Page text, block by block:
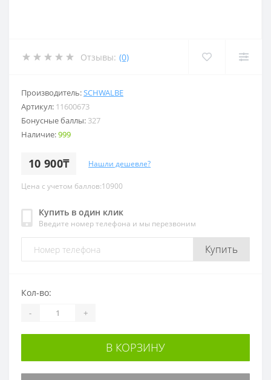
Отзывы: (0)
Производитель:SCHWALBE
Артикул: 11600673
Бонусные баллы: 327
Наличие:999
10 900₸ Нашли дешевле?
Цена с учетом баллов:10900
Купить в один клик
Введите номер телефона и мы перезвоним
Купить
Кол-во:
- +
В КОРЗИНУ